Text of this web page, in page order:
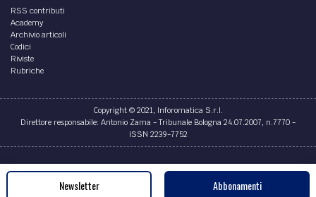
RSS contributi
Academy
Archivio articoli
Codici
Riviste
Rubriche
Copyright © 2021, Inforomatica S.r.l.
Direttore responsabile: Antonio Zama - Tribunale Bologna 24.07.2007, n.7770 -
ISSN 2239-7752
Credits
Newsletter Abbonamenti